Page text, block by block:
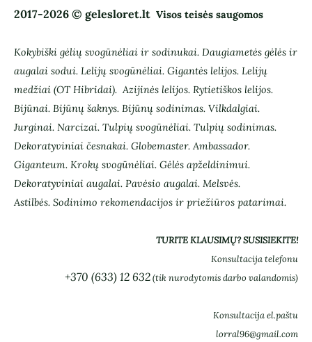
2017-2026 © gelesloret.lt Visos teisės saugomos
Kokybiški gėlių svogūnėliai ir sodinukai. Daugiametės gėlės ir
augalai sodui. Lelijų svogūnėliai. Gigantės lelijos. Lelijų
medžiai (OT Hibridai).Azijinės lelijos. Rytietiškos lelijos.
Bijūnai. Bijūnų šaknys. Bijūnų sodinimas. Vilkdalgiai.
Jurginai. Narcizai. Tulpių svogūnėliai. Tulpių sodinimas.
Dekoratyviniai česnakai. Globemaster. Ambassador.
Giganteum. Krokų svogūnėliai. Gėlės apželdinimui.
Dekoratyviniai augalai. Pavėsio augalai. Melsvės.
Astilbės. Sodinimo rekomendacijos ir priežiūros patarimai.
TURITE KLAUSIMŲ? SUSISIEKITE!
Konsultacija telefonu
+370 (633) 12 632(tik nurodytomis darbo valandomis)
Konsultacija el.paštu
lorral96@gmail.com